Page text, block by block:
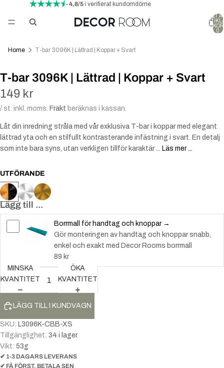
- 4,8/5i verifierat kundomdöme
TOTALT
0
Home T-bar 3096K | Lättrad | Koppar + Svart
T-bar 3096K | Lättrad | Koppar + Svart
149 kr
/ st. inkl. moms. Frakt beräknas i kassan.
Låt din inredning stråla med vår exklusiva T-bar i koppar med elegant
lättrad yta och en stilfullt kontrasterande infästning i svart. En detalj
som inte bara syns, utan verkligen tillför karaktär ... Läs mer ...
UTFÖRANDE
Lägg till ...
Borrmall för handtag och knoppar →
Gör monteringen av handtag och knoppar snabb,
enkel och exakt med Decor Rooms borrmall
89 kr
MINSKA
KVANTITET
ÖKA
KVANTITET
LÄGG TILL I KUNDVAGN
SKU: L3096K-CBB-XS
Tillgänglighet: 34 i lager
Vikt: 53g
✔ 1-3 DAGARS LEVERANS
✔ FÅ FÖRST, BETALA SEN